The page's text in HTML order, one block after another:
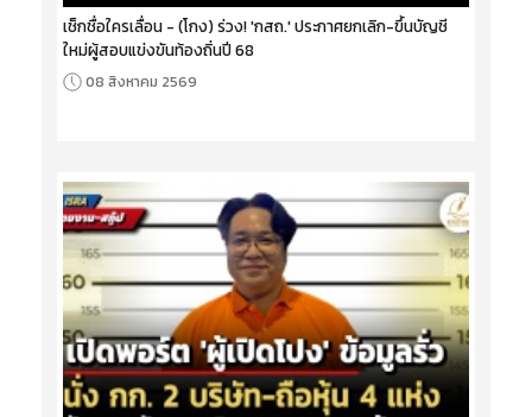
เช็กชื่อใครเลื่อน - (โกง) ร่วง! 'กสถ.' ประกาศยกเลิก-ขึ้นบัญชี
ใหม่ผู้สอบแข่งขันท้องถิ่นปี 68
08 สิงหาคม 2569